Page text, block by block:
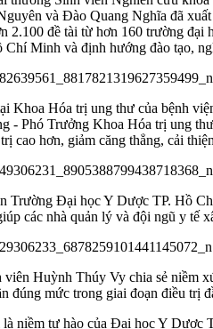
và Đào Quang Nghĩa đã
2.100 đề tài từ hơn 160 trường đại
Minh và định hướng đào tạo,
Khoa Hóa trị ung thư của bệnh
- Phó Trưởng Khoa Hóa trị ung
cao hơn, giảm căng thẳng, cải
Trường Đại học Y Dược TP. Hồ
các nhà quản lý và đội ngũ y tế
Huỳnh Thúy Vy chia sẻ niềm
đúng mức trong giai đoạn điều trị
niềm tự hào của Đại học Y Dược